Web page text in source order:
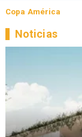
Copa América
Noticias